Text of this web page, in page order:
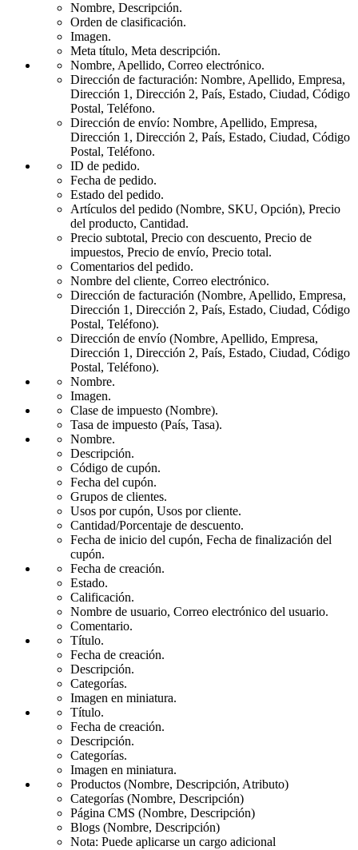
Nombre, Descripción.
Orden de clasificación.
Imagen.
Meta título, Meta descripción.
Nombre, Apellido, Correo electrónico.
Dirección de facturación: Nombre, Apellido, Empresa,
Dirección 1, Dirección 2, País, Estado, Ciudad, Código
Postal, Teléfono.
Dirección de envío: Nombre, Apellido, Empresa,
Dirección 1, Dirección 2, País, Estado, Ciudad, Código
Postal, Teléfono.
ID de pedido.
Fecha de pedido.
Estado del pedido.
Artículos del pedido (Nombre, SKU, Opción), Precio
del producto, Cantidad.
Precio subtotal, Precio con descuento, Precio de
impuestos, Precio de envío, Precio total.
Comentarios del pedido.
Nombre del cliente, Correo electrónico.
Dirección de facturación (Nombre, Apellido, Empresa,
Dirección 1, Dirección 2, País, Estado, Ciudad, Código
Postal, Teléfono).
Dirección de envío (Nombre, Apellido, Empresa,
Dirección 1, Dirección 2, País, Estado, Ciudad, Código
Postal, Teléfono).
Nombre.
Imagen.
Clase de impuesto (Nombre).
Tasa de impuesto (País, Tasa).
Nombre.
Descripción.
Código de cupón.
Fecha del cupón.
Grupos de clientes.
Usos por cupón, Usos por cliente.
Cantidad/Porcentaje de descuento.
Fecha de inicio del cupón, Fecha de finalización del
cupón.
Fecha de creación.
Estado.
Calificación.
Nombre de usuario, Correo electrónico del usuario.
Comentario.
Título.
Fecha de creación.
Descripción.
Categorías.
Imagen en miniatura.
Título.
Fecha de creación.
Descripción.
Categorías.
Imagen en miniatura.
Productos (Nombre, Descripción, Atributo)
Categorías (Nombre, Descripción)
Página CMS (Nombre, Descripción)
Blogs (Nombre, Descripción)
Nota: Puede aplicarse un cargo adicional